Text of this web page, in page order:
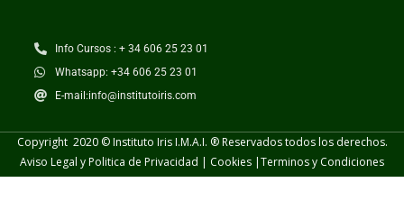
Info Cursos : + 34 606 25 23 01
Whatsapp: +34 606 25 23 01
E-mail:info@institutoiris.com
Copyright 2020 © Instituto Iris I.M.A.I. ® Reservados todos los derechos.
Aviso Legal y Politica de Privacidad | Cookies |Terminos y Condiciones